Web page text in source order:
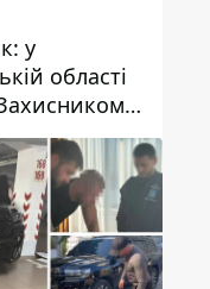
у
області